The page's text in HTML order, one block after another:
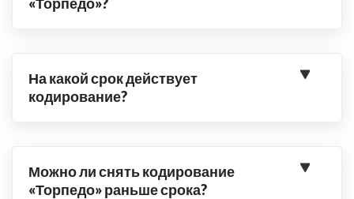
На какой срок действует
кодирование?
Можно ли снять кодирование
«Торпедо» раньше срока?